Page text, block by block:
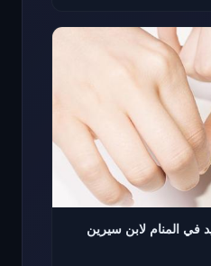
في المنام لابن سيرين